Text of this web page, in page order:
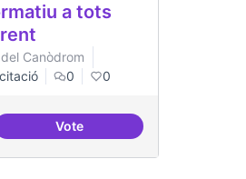
a tots
Canòdrom
0 0
VoteTenir un programa formatiu